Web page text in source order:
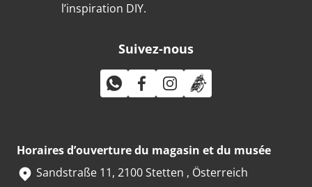
l’inspiration DIY.
Suivez-nous
Horaires d’ouverture du magasin et du musée
Sandstraße 11, 2100 Stetten , Österreich